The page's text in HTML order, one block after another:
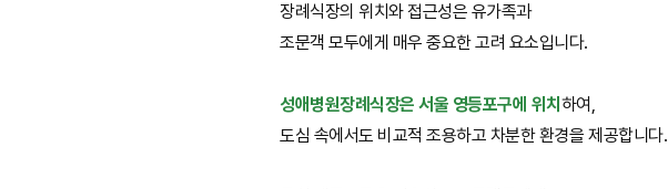
장례식장의 위치와 접근성은 유가족과
조문객 모두에게 매우 중요한 고려 요소입니다.
성애병원장례식장은 서울 영등포구에 위치 하여,
도심 속에서도 비교적 조용하고 차분한 환경을 제공합니다.